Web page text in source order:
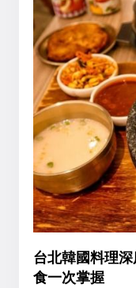
台北韓國料理
食一次掌握